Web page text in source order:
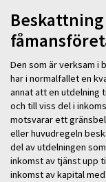
Den som är verksam i
har i normalfallet en
annat att en utdelning
och till viss del i
motsvarar ett
eller huvudregeln
del av utdelningen
inkomst av tjänst upp
inkomst av kapital